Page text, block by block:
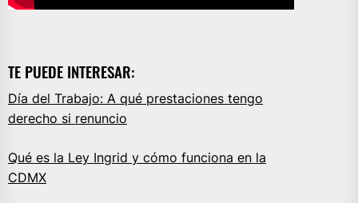
TE PUEDE INTERESAR:
Día del Trabajo: A qué prestaciones tengo
derecho si renuncio
Qué es la Ley Ingrid y cómo funciona en la
CDMX